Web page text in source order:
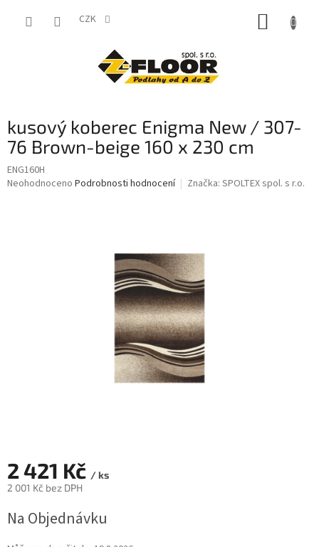
CZK
kusový koberec Enigma New / 307-
76 Brown-beige 160 x 230 cm
ENG160H
Průměrné
Neohodnoceno Podrobnosti hodnocení Značka: SPOLTEX spol. s r.o.
2 421 Kč / ks
2 001 Kč bez DPH
cena:
Na Objednávku